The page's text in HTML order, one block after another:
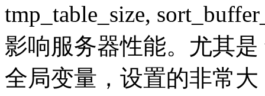
tmp_table_size,
影响服务器性能。尤其是
全局变量，设置的非常